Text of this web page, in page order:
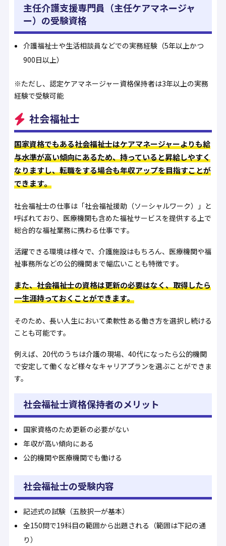
主任介護支援専門員（主任ケアマネージャ
ー）の受験資格
介護福祉士や生活相談員などでの実務経験（5年以上かつ
900日以上）
※ただし、認定ケアマネージャー資格保持者は3年以上の実務
経験で受験可能
社会福祉士
国家資格でもある社会福祉士はケアマネージャーよりも給
与水準が高い傾向にあるため、持っていると昇給しやすく
なりますし、転職をする場合も年収アップを目指すことが
できます。
社会福祉士の仕事は「社会福祉援助（ソーシャルワーク）」と
呼ばれており、医療機関も含めた福祉サービスを提供する上で
総合的な福祉業務に携わる仕事です。
活躍できる環境は様々で、介護施設はもちろん、医療機関や福
祉事務所などの公的機関まで幅広いことも特徴です。
また、社会福祉士の資格は更新の必要はなく、取得したら
一生涯持っておくことができます。
そのため、長い人生において柔軟性ある働き方を選択し続ける
ことも可能です。
例えば、20代のうちは介護の現場、40代になったら公的機関
で安定して働くなど様々なキャリアプランを選ぶことができま
す。
社会福祉士資格保持者のメリット
国家資格のため更新の必要がない
年収が高い傾向にある
公的機関や医療機関でも働ける
社会福祉士の受験内容
記述式の試験（五肢択一が基本）
全150問で19科目の範囲から出題される（範囲は下記の通
り）